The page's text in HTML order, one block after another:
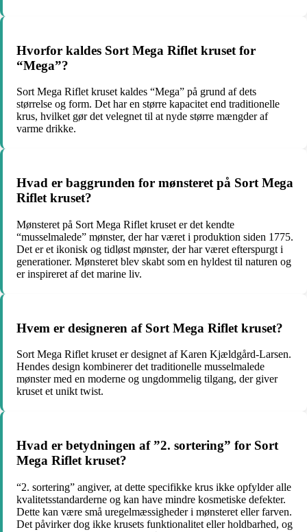
Hvorfor kaldes Sort Mega Riflet kruset for
“Mega”?
Sort Mega Riflet kruset kaldes “Mega” på grund af dets
størrelse og form. Det har en større kapacitet end traditionelle
krus, hvilket gør det velegnet til at nyde større mængder af
varme drikke.
Hvad er baggrunden for mønsteret på Sort Mega
Riflet kruset?
Mønsteret på Sort Mega Riflet kruset er det kendte
“musselmalede” mønster, der har været i produktion siden 1775.
Det er et ikonisk og tidløst mønster, der har været efterspurgt i
generationer. Mønsteret blev skabt som en hyldest til naturen og
er inspireret af det marine liv.
Hvem er designeren af Sort Mega Riflet kruset?
Sort Mega Riflet kruset er designet af Karen Kjældgård-Larsen.
Hendes design kombinerer det traditionelle musselmalede
mønster med en moderne og ungdommelig tilgang, der giver
kruset et unikt twist.
Hvad er betydningen af ​​”2. sortering” for Sort
Mega Riflet kruset?
“2. sortering” angiver, at dette specifikke krus ikke opfylder alle
kvalitetsstandarderne og kan have mindre kosmetiske defekter.
Dette kan være små uregelmæssigheder i mønsteret eller farven.
Det påvirker dog ikke krusets funktionalitet eller holdbarhed, og